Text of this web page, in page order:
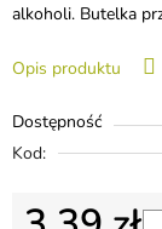
alkoholi. Butelka
Opis produktu
Dostępność
Kod: